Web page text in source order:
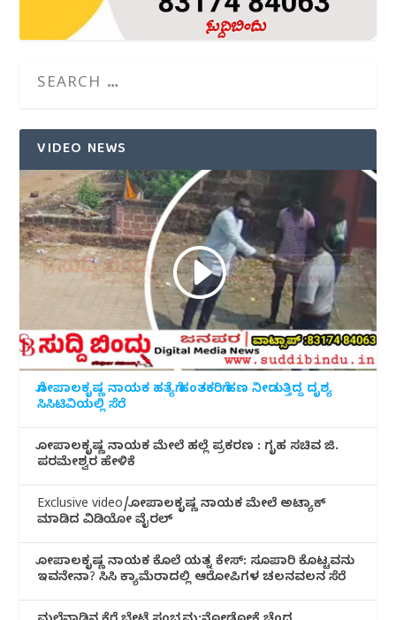
VIDEO NEWS
ಗೋಪಾಲಕೃಷ್ಣ ನಾಯಕ ಹತ್ಯೆಗೆ ಹಂತಕರಿಗೆ ಹಣ ನೀಡುತ್ತಿದ್ದ ದೃಶ್ಯ
ಸಿಸಿಟಿವಿಯಲ್ಲಿ ಸೆರೆ
ಗೋಪಾಲಕೃಷ್ಣ ನಾಯಕ ಮೇಲೆ ಹಲ್ಲೆ ಪ್ರಕರಣ : ಗೃಹ ಸಚಿವ ಜಿ.
ಪರಮೇಶ್ವರ ಹೇಳಿಕೆ
Exclusive video/ಗೋಪಾಲಕೃಷ್ಣ ನಾಯಕ ಮೇಲೆ ಅಟ್ಯಾಕ್
ಮಾಡಿದ ವಿಡಿಯೋ ವೈರಲ್
ಗೋಪಾಲಕೃಷ್ಣ ನಾಯಕ ಕೊಲೆ ಯತ್ನ ಕೇಸ್: ಸೂಪಾರಿ ಕೊಟ್ಟವನು
ಇವನೇನಾ? ಸಿಸಿ ಕ್ಯಾಮೆರಾದಲ್ಲಿ ಆರೋಪಿಗಳ ಚಲನವಲನ ಸೆರೆ